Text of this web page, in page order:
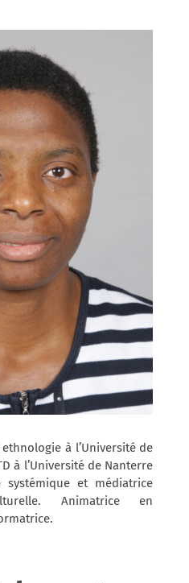
à l’Université de
à l’Université de Nanterre
systémique et médiatrice
Animatrice en